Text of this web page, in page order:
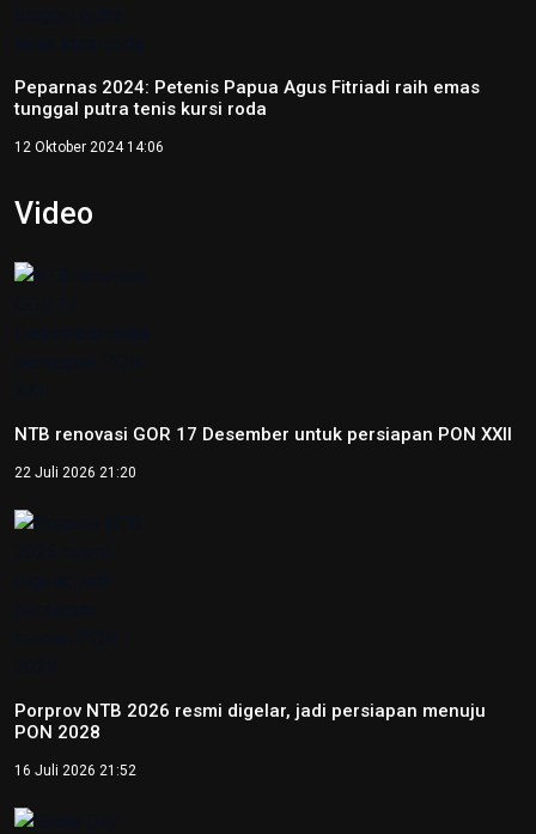
Peparnas 2024: Petenis Papua Agus Fitriadi raih emas
tunggal putra tenis kursi roda
12 Oktober 2024 14:06
Video
NTB renovasi GOR 17 Desember untuk persiapan PON XXII
22 Juli 2026 21:20
Porprov NTB 2026 resmi digelar, jadi persiapan menuju
PON 2028
16 Juli 2026 21:52